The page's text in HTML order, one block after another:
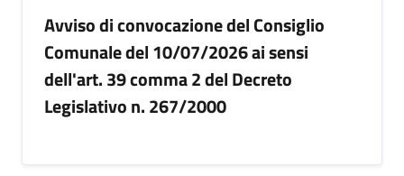
Avviso di convocazione del Consiglio
Comunale del 10/07/2026 ai sensi
dell'art. 39 comma 2 del Decreto
Legislativo n. 267/2000